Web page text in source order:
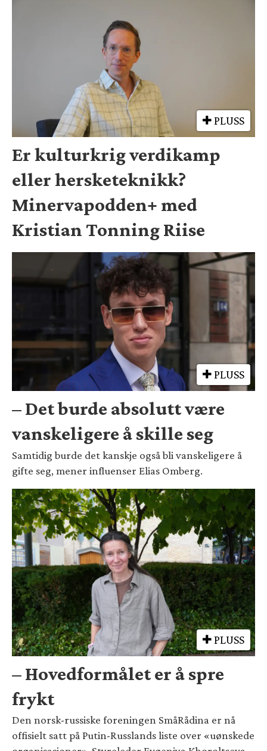
PLUSS
Er kulturkrig verdikamp
eller hersketeknikk?
Minervapodden+ med
Kristian Tonning Riise
PLUSS
– Det burde absolutt være
vanskeligere å skille seg
Samtidig burde det kanskje også bli vanskeligere å
gifte seg, mener influenser Elias Omberg.
PLUSS
– Hovedformålet er å spre
frykt
Den norsk-russiske foreningen SmåRådina er nå
offisielt satt på Putin-Russlands liste over «uønskede